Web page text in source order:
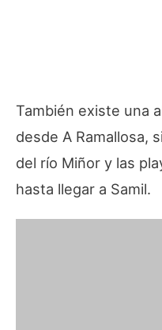
También existe una
desde A Ramallosa,
del río Miñor y las
hasta llegar a Samil.